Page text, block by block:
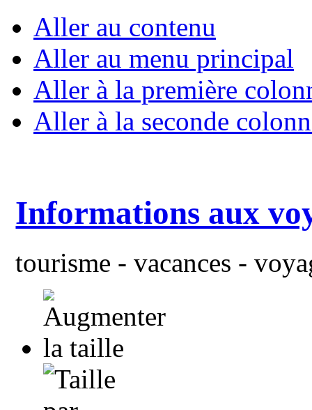
Aller au contenu
Aller au menu principal
Aller à la première
Aller à la seconde
Informations aux
tourisme - vacances -